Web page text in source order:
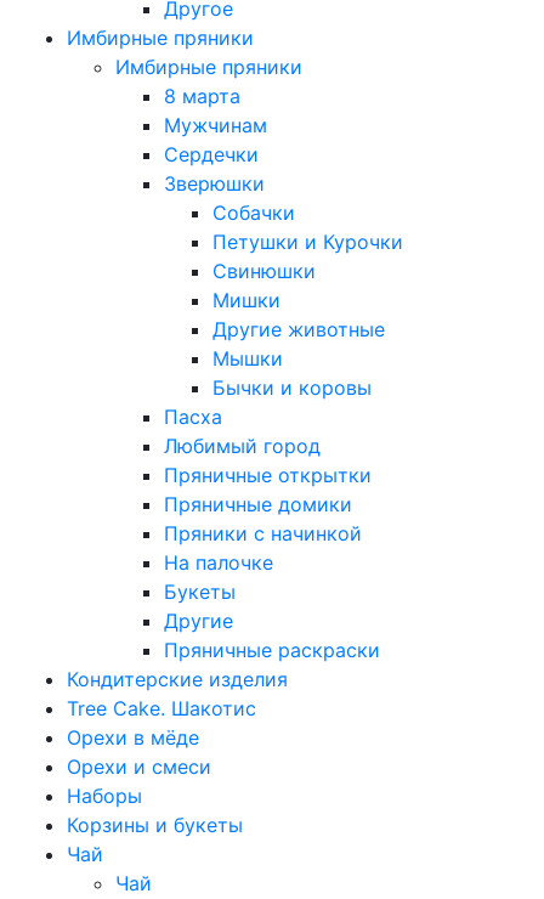
Другое
Имбирные пряники
Имбирные пряники
8 марта
Мужчинам
Сердечки
Зверюшки
Собачки
Петушки и Курочки
Свинюшки
Мишки
Другие животные
Мышки
Бычки и коровы
Пасха
Любимый город
Пряничные открытки
Пряничные домики
Пряники с начинкой
На палочке
Букеты
Другие
Пряничные раскраски
Кондитерские изделия
Tree Cake. Шакотис
Орехи в мёде
Орехи и смеси
Наборы
Корзины и букеты
Чай
Чай